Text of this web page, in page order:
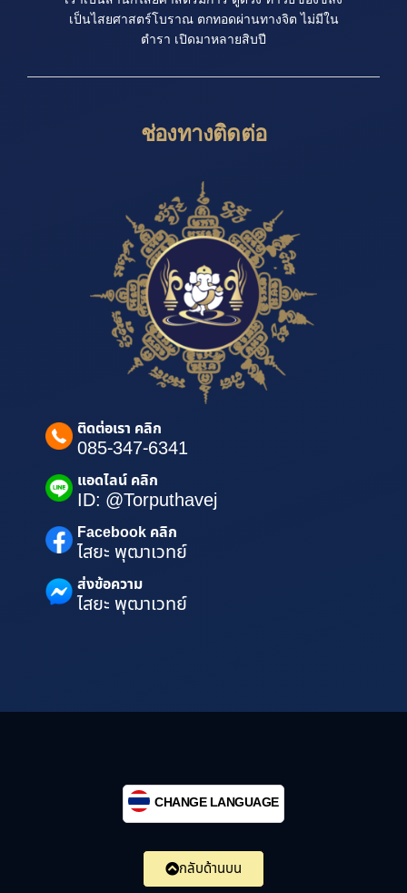
เป็นไสยศาสตร์โบราณ ตกทอดผ่านทางจิต ไม่มีใน
ตำรา เปิดมาหลายสิบปี
ช่องทางติดต่อ
ติดต่อเรา คลิก
085-347-6341
แอดไลน์ คลิก
ID: @Torputhavej
Facebook คลิก
ไสยะ พุฒาเวทย์
ส่งข้อความ
ไสยะ พุฒาเวทย์
CHANGE LANGUAGE
กลับด้านบน